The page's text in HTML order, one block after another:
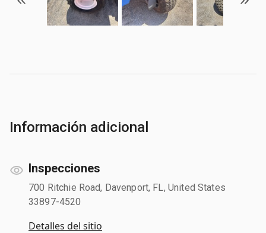
Información adicional
Inspecciones
700 Ritchie Road, Davenport, FL, United States
33897-4520
Detalles del sitio